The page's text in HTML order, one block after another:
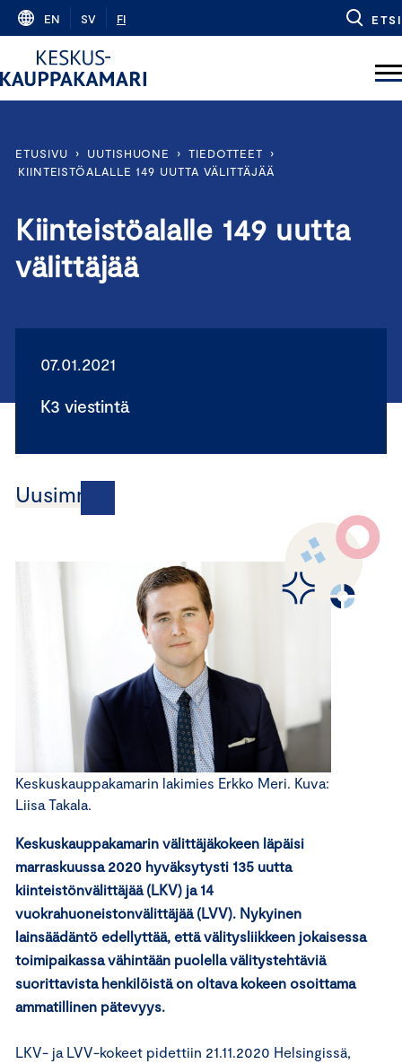
Skip
content
EN SV FI ETSI
ETUSIVU › UUTISHUONE › TIEDOTTEET
›
KIINTEISTÖALALLE 149 UUTTA VÄLITTÄJÄÄ
Kiinteistöalalle 149 uutta
välittäjää
07.01.2021
K3 viestintä
Uusimmat
Keskuskauppakamarin lakimies Erkko Meri. Kuva:
Liisa Takala.
Keskuskauppakamarin välittäjäkokeen läpäisi
marraskuussa 2020 hyväksytysti 135 uutta
kiinteistönvälittäjää (LKV) ja 14
vuokrahuoneistonvälittäjää (LVV). Nykyinen
lainsäädäntö edellyttää, että välitysliikkeen jokaisessa
toimipaikassa vähintään puolella välitystehtäviä
suorittavista henkilöistä on oltava kokeen osoittama
ammatillinen pätevyys.
LKV- ja LVV-kokeet pidettiin 21.11.2020 Helsingissä,